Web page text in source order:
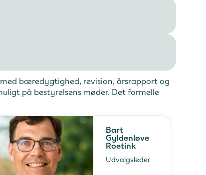
bæredygtighed, revision, årsrapport og
på bestyrelsens møder. Det formelle
Bart
Gyldenløve
Roetink
Udvalgsleder